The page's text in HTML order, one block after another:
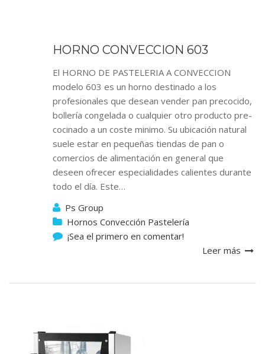
HORNO CONVECCION 603
El HORNO DE PASTELERIA A CONVECCION
modelo 603 es un horno destinado a los
profesionales que desean vender pan precocido,
bollería congelada o cualquier otro producto pre-
cocinado a un coste minimo. Su ubicación natural
suele estar en pequeñas tiendas de pan o
comercios de alimentación en general que
deseen ofrecer especialidades calientes durante
todo el día. Este…
Ps Group
Hornos Convección Pastelería
¡Sea el primero en comentar!
Leer más